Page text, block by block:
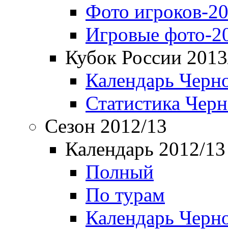
Фото игроков-
Игровые фото-
Кубок России
Календарь
Статистика
Сезон 2012/13
Календарь 2012/13
Полный
По турам
Календарь